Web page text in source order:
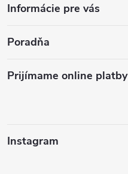
Informácie pre vás
Poradňa
Prijímame online platby
Instagram